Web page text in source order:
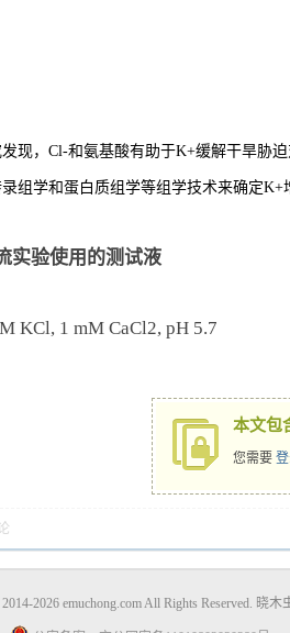
现，Cl-和氨基酸有助于K+缓解干旱胁
组学和蛋白质组学等组学技术来确定K+
实验使用的测试液
KCl, 1 mM CaCl2, pH 5.7
本文包
您需要
2026 emuchong.com All Rights Reserved. 晓木